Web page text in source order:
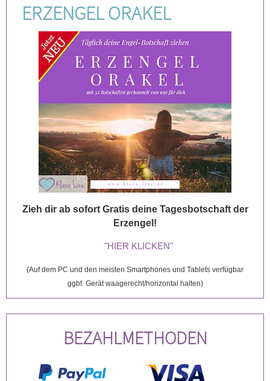
ERZENGEL ORAKEL
Zieh dir ab sofort Gratis deine Tagesbotschaft der
Erzengel!
"HIER KLICKEN"
(Auf dem PC und den meisten Smartphones und Tablets verfügbar
ggbf. Gerät waagerecht/horizontal halten)
BEZAHLMETHODEN